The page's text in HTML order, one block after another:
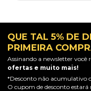
QUE TAL 5% DE
PRIMEIRA
Assinando a newsletter você
ofertas e muito mais!
*Desconto não acumulativo
O cupom de desconto estará